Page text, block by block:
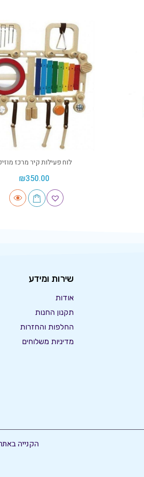
לוח פעילות קיר מרכז
₪350.00
שירות ומידע
אודות
תקנון החנות
החלפות והחזרות
מדיניות משלוחים
הקנייה